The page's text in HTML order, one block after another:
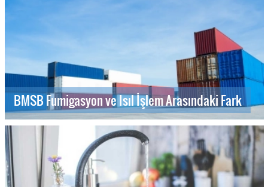
BMSB Fumigasyon ve Isıl İşlem Arasındaki Fark